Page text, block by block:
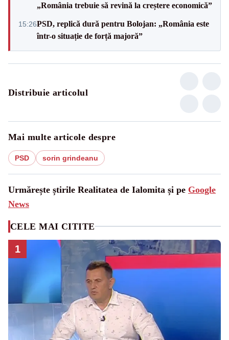
„România trebuie să revină la creștere economică”
15:26PSD, replică dură pentru Bolojan: „România este
într-o situație de forță majoră”
Distribuie articolul
Mai multe articole despre
PSD sorin grindeanu
Urmărește știrile Realitatea de Ialomita și pe Google
News
CELE MAI CITITE
1